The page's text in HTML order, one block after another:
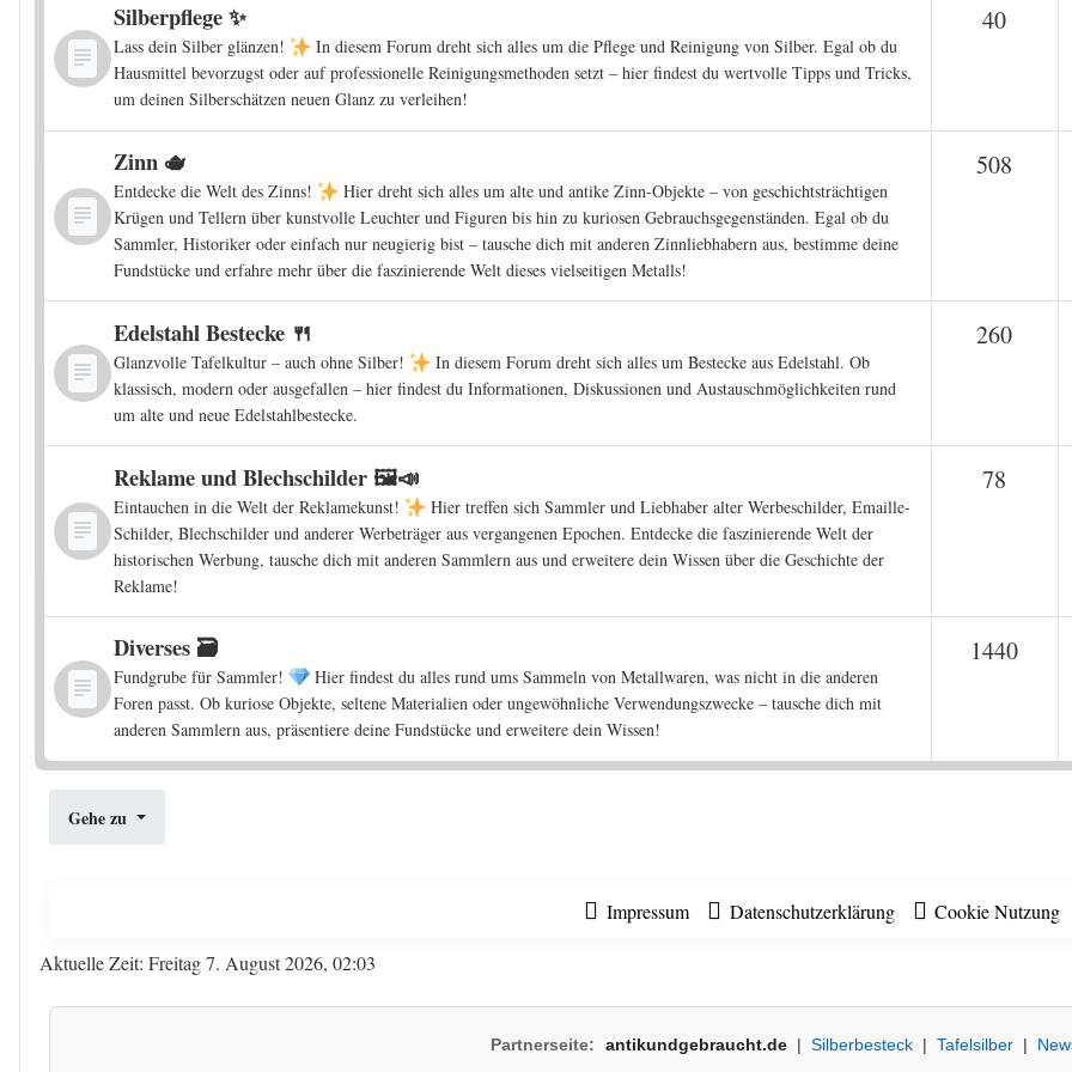
Silberpflege ✨
Lass dein Silber glänzen!
In diesem Forum dreht sich alles um die Pflege und Reinigung von Silber. Egal ob du
Hausmittel bevorzugst oder auf professionelle Reinigungsmethoden setzt – hier findest du wertvolle Tipps und Tricks,
um deinen Silberschätzen neuen Glanz zu verleihen!
40
Zinn 🫖
Entdecke die Welt des Zinns!
Hier dreht sich alles um alte und antike Zinn-Objekte – von geschichtsträchtigen
Krügen und Tellern über kunstvolle Leuchter und Figuren bis hin zu kuriosen Gebrauchsgegenständen. Egal ob du
Sammler, Historiker oder einfach nur neugierig bist – tausche dich mit anderen Zinnliebhabern aus, bestimme deine
Fundstücke und erfahre mehr über die faszinierende Welt dieses vielseitigen Metalls!
508
Edelstahl Bestecke 🍴
Glanzvolle Tafelkultur – auch ohne Silber!
In diesem Forum dreht sich alles um Bestecke aus Edelstahl. Ob
klassisch, modern oder ausgefallen – hier findest du Informationen, Diskussionen und Austauschmöglichkeiten rund
um alte und neue Edelstahlbestecke.
260
Reklame und Blechschilder 🖼️📣
Eintauchen in die Welt der Reklamekunst!
Hier treffen sich Sammler und Liebhaber alter Werbeschilder, Emaille-
Schilder, Blechschilder und anderer Werbeträger aus vergangenen Epochen. Entdecke die faszinierende Welt der
historischen Werbung, tausche dich mit anderen Sammlern aus und erweitere dein Wissen über die Geschichte der
Reklame!
78
Diverses 🗃️
Fundgrube für Sammler!
Hier findest du alles rund ums Sammeln von Metallwaren, was nicht in die anderen
Foren passt. Ob kuriose Objekte, seltene Materialien oder ungewöhnliche Verwendungszwecke – tausche dich mit
anderen Sammlern aus, präsentiere deine Fundstücke und erweitere dein Wissen!
1440
Gehe zu
Impressum Datenschutzerklärung Cookie Nutzung
Aktuelle Zeit: Freitag 7. August 2026, 02:03
Partnerseite: antikundgebraucht.de | Silberbesteck | Tafelsilber |